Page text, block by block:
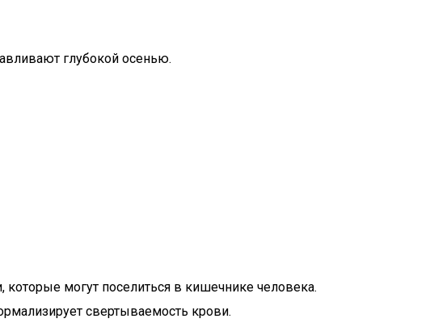
глубокой осенью.
могут поселиться в кишечнике человека.
свертываемость крови.